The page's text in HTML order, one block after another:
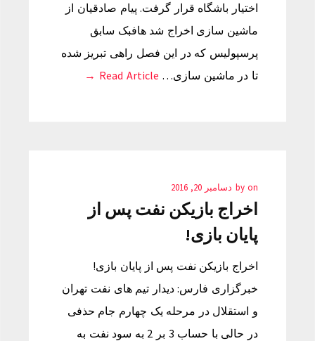
اختیار باشگاه قرار گرفت. پیام صادقیان از
ماشین سازی اخراج شد هافبک سابق
پرسپولیس که در این فصل راهی تبریز شده
تا در ماشین سازی… Read Article →
by on دسامبر 20, 2016
اخراج بازیکن نفت پس از
پایان بازی!
اخراج بازیکن نفت پس از پایان بازی!
خبرگزاری فارس: دیدار تیم های نفت تهران
و استقلال در مرحله یک چهارم جام حذفی
در حالی با حساب 3 بر 2 به سود نفت به